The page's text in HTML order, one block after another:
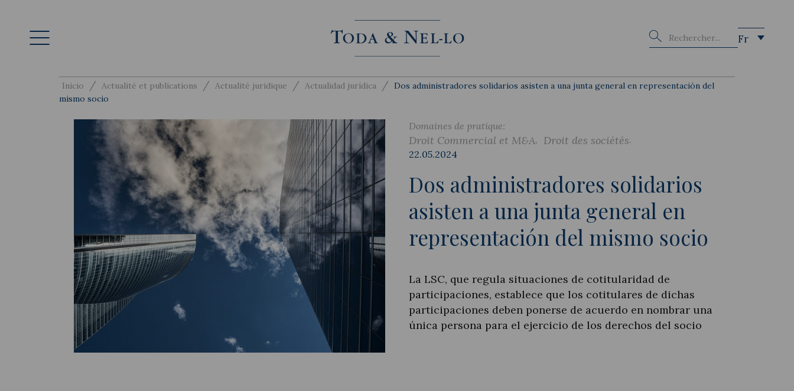
Actualité juridique
Buscar Fr
Inicio / Actualité et publications / Actualité juridique / Actualidad jurídica /
Dos administradores solidarios asisten a una junta general en representación del
mismo socio
Domaines de pratique:
Droit Commercial et M&A Droit des sociétés
22.05.2024
Dos administradores solidarios
asisten a una junta general en
representación del mismo socio
La LSC, que regula situaciones de cotitularidad de
participaciones, establece que los cotitulares de dichas
participaciones deben ponerse de acuerdo en nombrar una
única persona para el ejercicio de los derechos del socio